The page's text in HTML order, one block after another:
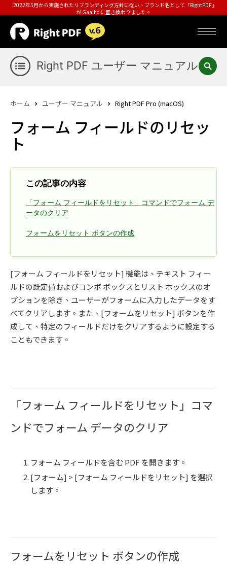
2022年5月から実施されたリブランディング方針に従い、ブランド名として「RightPDF」
が Gaaiho に置き換わりました。
Right PDF ユーザー マニュアル
ホーム ユーザー マニュアル Right PDF Pro (macOS)
フォーム フィールドのリセッ
ト
この記事の内容
「フォーム フィールドをリセット」コマンドでフォーム デ
ータのクリア
フォームをリセット ボタンの作成
[フォーム フィールドをリセット] 機能は、テキスト フィー
ルドの既定値およびコンボ ボックスとリスト ボックスのオ
プションを除き、ユーザーがフォームに入力したデータをす
べてクリアします。また、[フォームをリセット] ボタンを作
成して、特定のフィールドだけをクリアするように設定する
こともできます。
「フォーム フィールドをリセット」コマ
ンドでフォーム データのクリア
フォーム フィールドを含む PDF を開きます。
[フォーム] > [フォーム フィールドをリセット] を選択
します。
フォームをリセット ボタンの作成